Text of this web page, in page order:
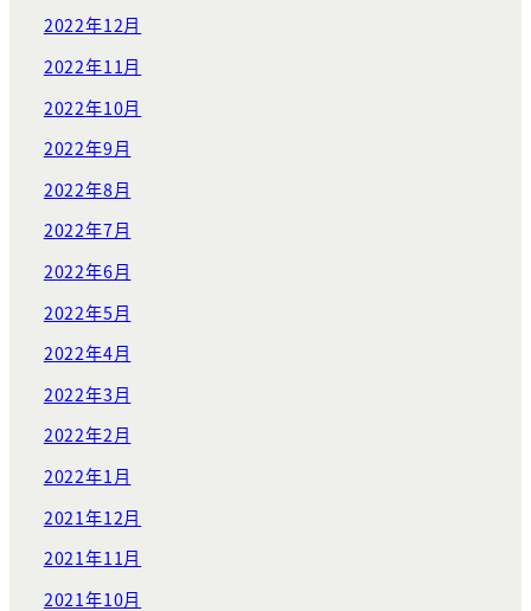
2022年12月
2022年11月
2022年10月
2022年9月
2022年8月
2022年7月
2022年6月
2022年5月
2022年4月
2022年3月
2022年2月
2022年1月
2021年12月
2021年11月
2021年10月